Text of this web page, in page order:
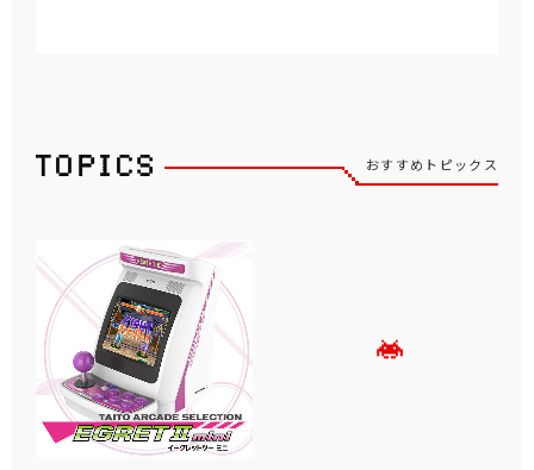
おすすめトピックス